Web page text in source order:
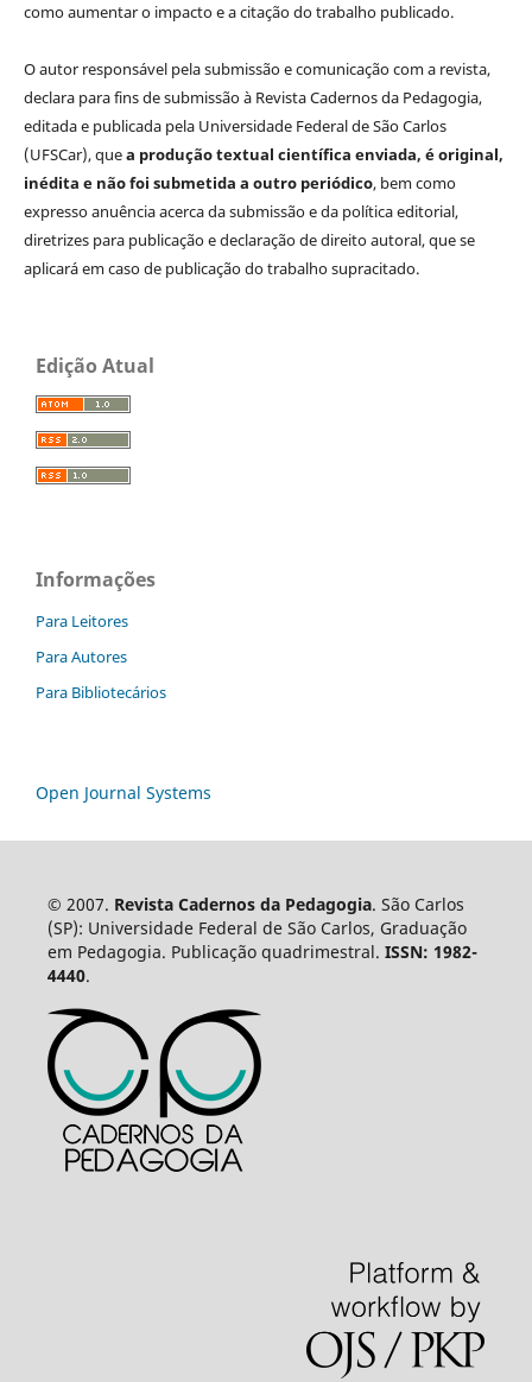
como aumentar o impacto e a citação do trabalho publicado.
O autor responsável pela submissão e comunicação com a revista,
declara para fins de submissão à Revista Cadernos da Pedagogia,
editada e publicada pela Universidade Federal de São Carlos
(UFSCar), quea produção textual científica enviada, é original,
inédita e não foi submetida a outro periódico, bem como
expresso anuência acerca da submissão e da política editorial,
diretrizes para publicação e declaração de direito autoral, que se
aplicará em caso de publicação do trabalho supracitado.
Edição Atual
Informações
Para Leitores
Para Autores
Para Bibliotecários
Open Journal Systems
© 2007. Revista Cadernos da Pedagogia. São Carlos
(SP): Universidade Federal de São Carlos, Graduação
em Pedagogia. Publicação quadrimestral. ISSN: 1982-
4440.